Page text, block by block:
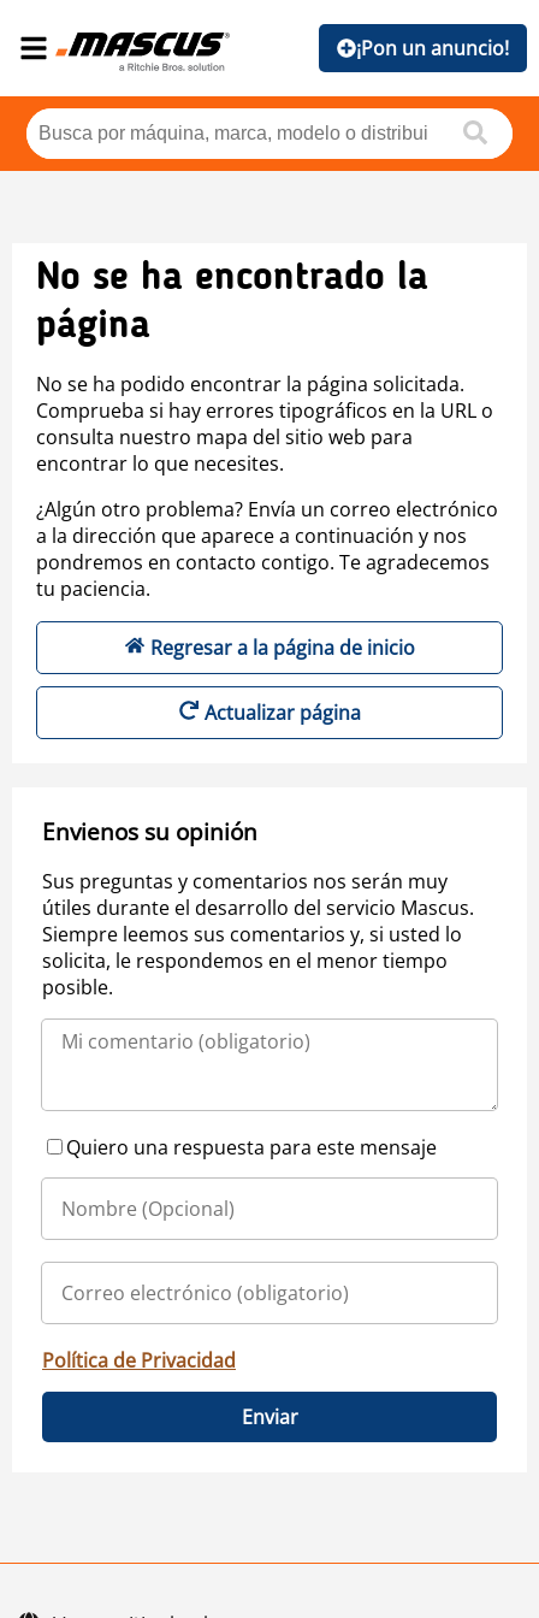
¡Pon un anuncio!
No se ha encontrado la
página
No se ha podido encontrar la página solicitada.
Comprueba si hay errores tipográficos en la URL o
consulta nuestro mapa del sitio web para
encontrar lo que necesites.
¿Algún otro problema? Envía un correo electrónico
a la dirección que aparece a continuación y nos
pondremos en contacto contigo. Te agradecemos
tu paciencia.
Regresar a la página de inicio
Actualizar página
Envienos su opinión
Sus preguntas y comentarios nos serán muy
útiles durante el desarrollo del servicio Mascus.
Siempre leemos sus comentarios y, si usted lo
solicita, le respondemos en el menor tiempo
posible.
Quiero una respuesta para este mensaje
Política de Privacidad
Enviar